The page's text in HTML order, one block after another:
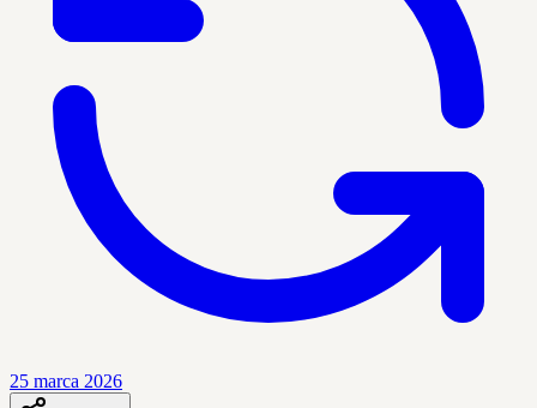
25 marca 2026